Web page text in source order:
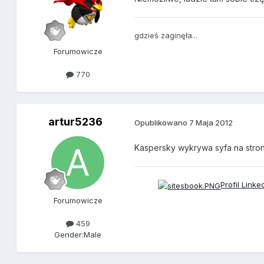
Forumowicze
770
gdzieś zaginęła...
artur5236
Forumowicze
459
Gender:Male
Opublikowano 7 Maja 2012
Kaspersky wykrywa syfa na
Profil